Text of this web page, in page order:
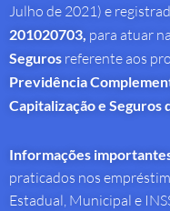
Julho de 2021) e
201020703, para atuar
Seguros referente aos
Previdência
Capitalização e Seguros
Informações
praticados nos
Estadual, Municipal e